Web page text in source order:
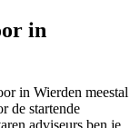
in
in Wierden meestal
de startende